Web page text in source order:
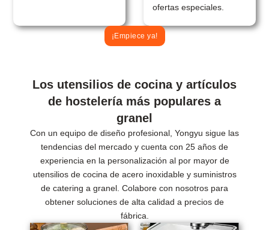
ofertas especiales.
¡Empiece ya!
Los utensilios de cocina y artículos
de hostelería más populares a
granel
Con un equipo de diseño profesional, Yongyu sigue las
tendencias del mercado y cuenta con 25 años de
experiencia en la personalización al por mayor de
utensilios de cocina de acero inoxidable y suministros
de catering a granel. Colabore con nosotros para
obtener soluciones de alta calidad a precios de
fábrica.